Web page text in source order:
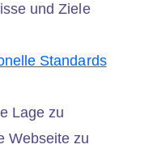
und Ziele
Standards
Lage zu
Webseite zu